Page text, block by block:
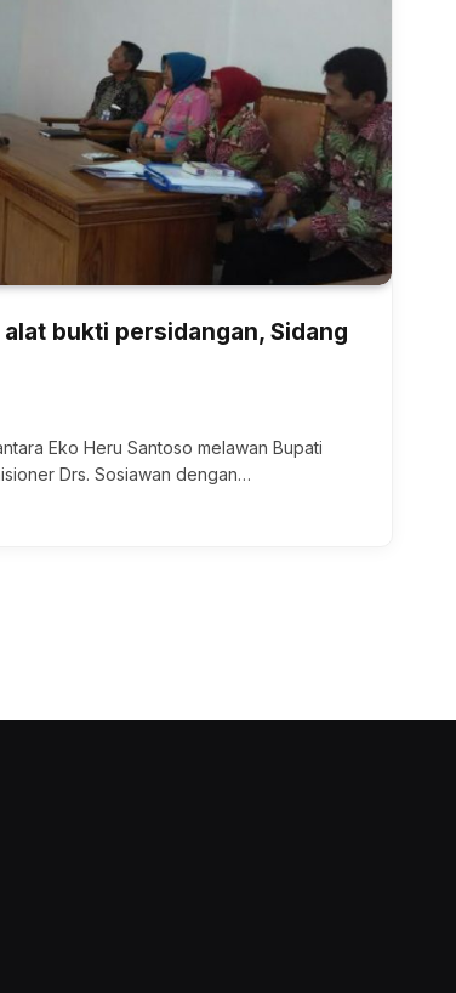
bukti persidangan, Sidang
Eko Heru Santoso melawan Bupati
Drs. Sosiawan dengan…